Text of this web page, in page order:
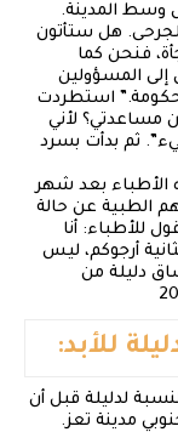
وسط المدينة.
هل ستأتون
فنحن كما
المسؤولين
استطردت
مساعدتي؟ لأني
ثم بدأت بسرد
الأطباء بعد شهر
الطبية عن حالة
للأطباء: أنا
أرجوكم، ليس
دليلة من
للأبد:
يوماً عادياً بالنسبة لدليلة قبل أن
مدينة تعز.